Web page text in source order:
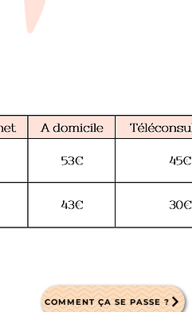
COMMENT ÇA SE PASSE ?